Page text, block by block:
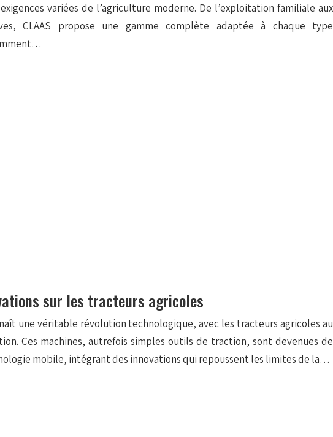
variées de l’agriculture moderne. De l’exploitation familiale aux
CLAAS propose une gamme complète adaptée à chaque type
sur les tracteurs agricoles
une véritable révolution technologique, avec les tracteurs agricoles au
Ces machines, autrefois simples outils de traction, sont devenues de
mobile, intégrant des innovations qui repoussent les limites de la…